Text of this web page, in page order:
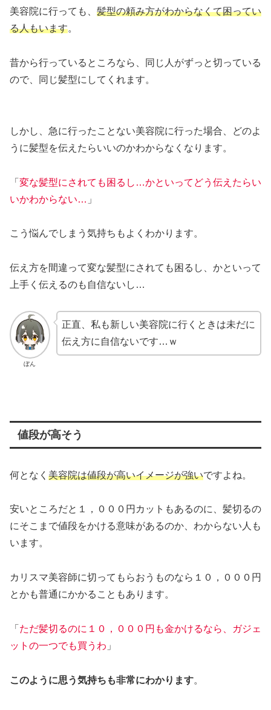
美容院に行っても、 髪型の頼み方がわからなくて困ってい
る人もいます。
昔から行っているところなら、同じ人がずっと切っている
ので、同じ髪型にしてくれます。
しかし、急に行ったことない美容院に行った場合、どのよ
うに髪型を伝えたらいいのかわからなくなります。
「 変な髪型にされても困るし…かといってどう伝えたらい
いかわからない… 」
こう悩んでしまう気持ちもよくわかります。
伝え方を間違って変な髪型にされても困るし、かといって
上手く伝えるのも自信ないし…
ぼん
正直、私も新しい美容院に行くときは未だに
伝え方に自信ないです…ｗ
値段が高そう
何となく 美容院は値段が高いイメージが強いですよね。
安いところだと１，０００円カットもあるのに、髪切るの
にそこまで値段をかける意味があるのか、わからない人も
います。
カリスマ美容師に切ってもらおうものなら１０，０００円
とかも普通にかかることもあります。
「 ただ髪切るのに１０，０００円も金かけるなら、ガジェ
ットの一つでも買うわ 」
このように思う気持ちも非常にわかります。